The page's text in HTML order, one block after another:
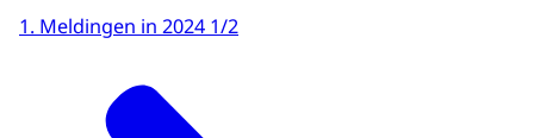
1. Meldingen in 2024 1/2